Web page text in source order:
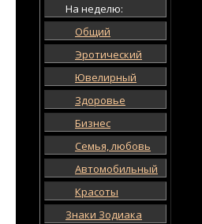
На неделю:
Общий
Эротический
Ювелирный
Здоровье
Бизнес
Семья, любовь
Автомобильный
Красоты
Знаки Зодиака